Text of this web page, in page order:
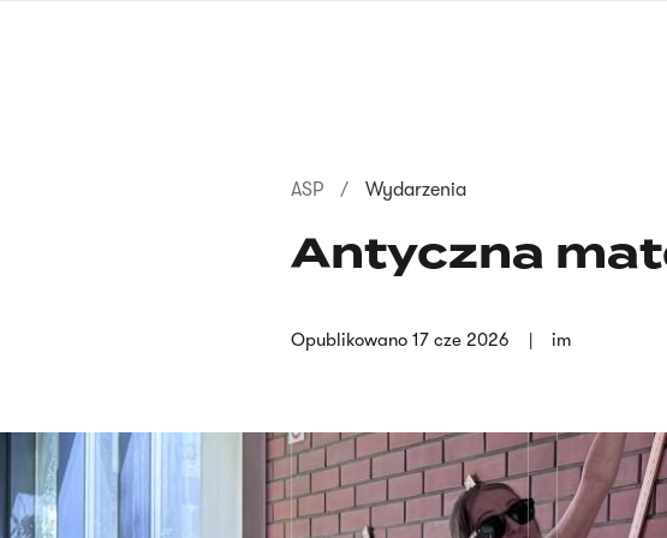
Ścieżka
nawigacyjna
ASP Wydarzenia
Antyczna
Opublikowano 17 cze 2026 im